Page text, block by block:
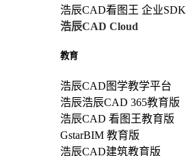
浩辰CAD看图王 企业SDK
浩辰CAD Cloud
教育
浩辰CAD图学教学平台
浩辰浩辰CAD 365教育版
浩辰CAD 看图王教育版
GstarBIM 教育版
浩辰CAD建筑教育版